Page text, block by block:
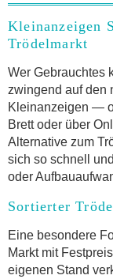
Kleinanzeigen
Trödelmarkt
Wer Gebrauchtes
zwingend auf den
Kleinanzeigen —
Brett oder über
Alternative zum
sich so schnell
oder
Sortierter
Eine besondere
Markt mit
eigenen Stand